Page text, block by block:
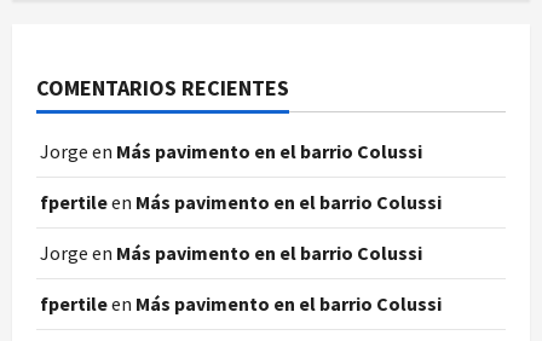
COMENTARIOS RECIENTES
Jorge en Más pavimento en el barrio Colussi
fpertileen Más pavimento en el barrio Colussi
Jorge en Más pavimento en el barrio Colussi
fpertileen Más pavimento en el barrio Colussi